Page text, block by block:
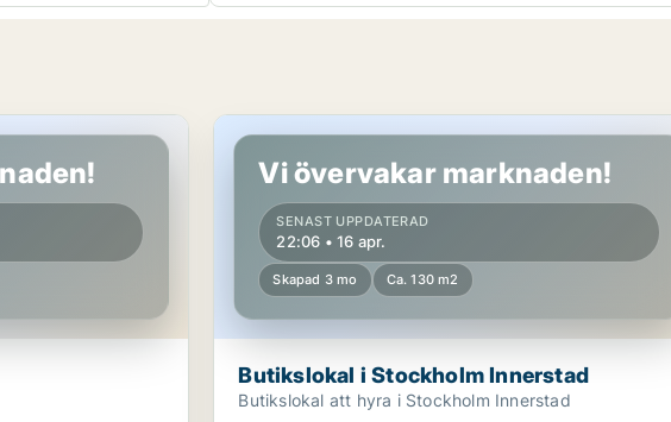
Butikslokal i Stockholm Innerstad
Vi övervakar marknaden!
SENAST UPPDATERAD
22:06 • 16 apr.
Skapad 3 mo Ca. 130 m2
Butikslokal i Stockholm Innerstad
Butikslokal att hyra i Stockholm Innerstad